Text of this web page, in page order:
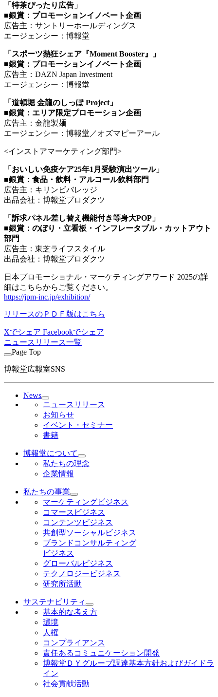
「特茶ぴったり広告」
■銀賞：プロモーションイノベート企画
広告主：サントリーホールディングス
エージェンシー：博報堂
「スポーツ熱狂シェア『Moment Booster』」
■銀賞：プロモーションイノベート企画
広告主：DAZN Japan Investment
エージェンシー：博報堂
「道頓堀 金龍のしっぽ Project」
■銀賞：エリア限定プロモーション企画
広告主：金龍製麺
エージェンシー：博報堂／オズマピーアール
<インストアマーケティング部門>
「おいしい免疫ケア25年1月受験演出ツール」
■銀賞：食品・飲料・アルコール飲料部門
広告主：キリンビバレッジ
出品会社：博報堂プロダクツ
「訴求パネル差し替え機能付き等身大POP」
■銀賞：のぼり・立看板・インフレータブル・カットアウト
部門
広告主：東芝ライフスタイル
出品会社：博報堂プロダクツ
日本プロモーショナル・マーケティングアワード 2025の詳
細はこちらからご覧ください。
https://jpm-inc.jp/exhibition/
リリースのＰＤＦ版はこちら
Xでシェア Facebookでシェア
ニュースリリース一覧
Page Top
博報堂広報室SNS
News
ニュースリリース
お知らせ
イベント・セミナー
書籍
博報堂について
私たちの理念
企業情報
私たちの事業
マーケティングビジネス
コマースビジネス
コンテンツビジネス
共創型ソーシャルビジネス
ブランドコンサルティング
ビジネス
グローバルビジネス
テクノロジービジネス
研究所活動
サステナビリティ
基本的な考え方
環境
人権
コンプライアンス
責任あるコミュニケーション開発
博報堂ＤＹグループ調達基本方針およびガイドラ
イン
社会貢献活動